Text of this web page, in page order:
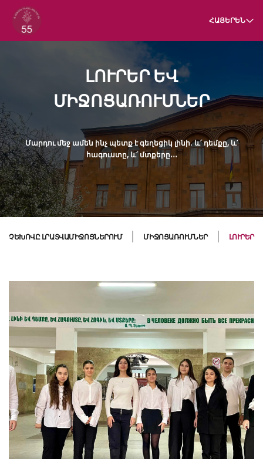
ՀԱՅԵՐԵՆ
ԼՈՒՐԵՐ ԵՎ
ՄԻՋՈՑԱՌՈՒՄՆԵՐ
Մարդու մեջ ամեն ինչ պետք է գեղեցիկ լինի. և՛ դեմքը, և՛
հագուստը, և՛ մտքերը․․․
ՉԵԽՈՎԸ ԼՐԱՏՎԱՄԻՋՈՑՆԵՐՈՒՄ ՄԻՋՈՑԱՌՈՒՄՆԵՐ ԼՈՒՐԵՐ